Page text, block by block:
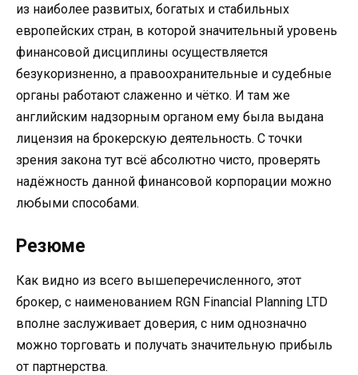
из наиболее развитых, богатых и стабильных
европейских стран, в которой значительный уровень
финансовой дисциплины осуществляется
безукоризненно, а правоохранительные и судебные
органы работают слаженно и чётко. И там же
английским надзорным органом ему была выдана
лицензия на брокерскую деятельность. С точки
зрения закона тут всё абсолютно чисто, проверять
надёжность данной финансовой корпорации можно
любыми способами.
Резюме
Как видно из всего вышеперечисленного, этот
брокер, с наименованием RGN Financial Planning LTD
вполне заслуживает доверия, с ним однозначно
можно торговать и получать значительную прибыль
от партнерства.